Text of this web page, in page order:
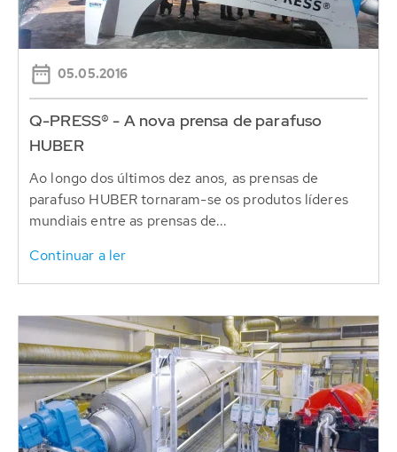
05.05.2016
Q-PRESS® - A nova prensa de parafuso
HUBER
Ao longo dos últimos dez anos, as prensas de
parafuso HUBER tornaram-se os produtos líderes
mundiais entre as prensas de...
Continuar a ler